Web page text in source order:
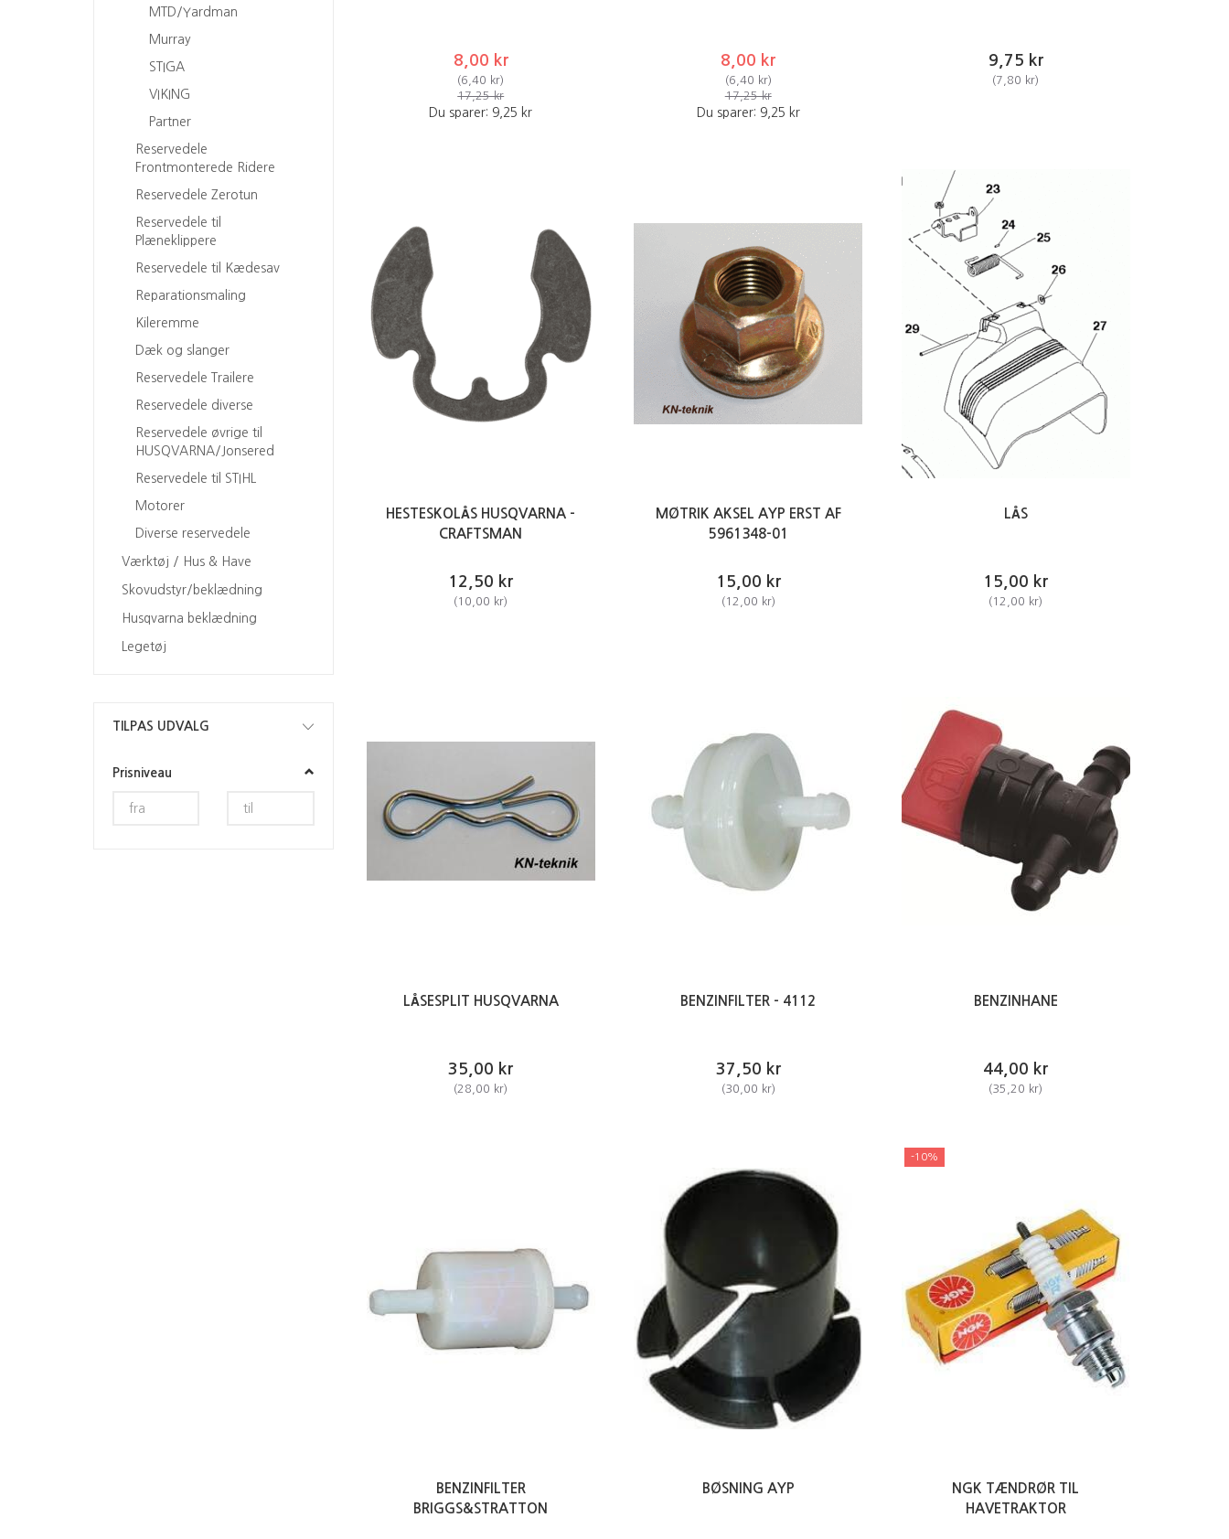
MTD/Yardman
Murray
STIGA
VIKING
Partner
Reservedele
Frontmonterede Ridere
Reservedele Zerotun
Reservedele til
Plæneklippere
Reservedele til Kædesav
Reparationsmaling
Kileremme
Dæk og slanger
Reservedele Trailere
Reservedele diverse
Reservedele øvrige til
HUSQVARNA/Jonsered
Reservedele til STIHL
Motorer
Diverse reservedele
Værktøj / Hus & Have
Skovudstyr/beklædning
Husqvarna beklædning
Legetøj
TILPAS UDVALG
Prisniveau
8,00 kr
(6,40 kr)
17,25 kr
Du sparer: 9,25 kr
8,00 kr
(6,40 kr)
17,25 kr
Du sparer: 9,25 kr
9,75 kr
(7,80 kr)
HESTESKOLÅS HUSQVARNA -
CRAFTSMAN
12,50 kr
(10,00 kr)
MØTRIK AKSEL AYP ERST AF
5961348-01
15,00 kr
(12,00 kr)
LÅS
15,00 kr
(12,00 kr)
LÅSESPLIT HUSQVARNA
35,00 kr
(28,00 kr)
BENZINFILTER - 4112
37,50 kr
(30,00 kr)
BENZINHANE
44,00 kr
(35,20 kr)
BENZINFILTER
BRIGGS&STRATTON
BØSNING AYP
-10%
NGK TÆNDRØR TIL
HAVETRAKTOR